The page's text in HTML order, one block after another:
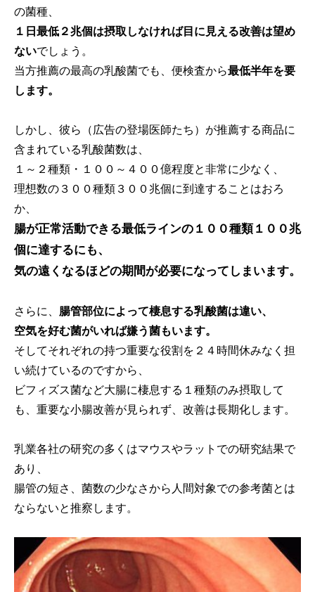
の菌種、
１日最低２兆個は摂取しなければ目に見える改善は望め
ないでしょう。
当方推薦の最高の乳酸菌でも、便検査から最低半年を要
します。
しかし、彼ら（広告の登場医師たち）が推薦する商品に
含まれている乳酸菌数は、
１～２種類・１００～４００億程度と非常に少なく、
理想数の３００種類３００兆個に到達することはおろ
か、
腸が正常活動できる最低ラインの１００種類１００兆
個に達するにも、
気の遠くなるほどの期間が必要になってしまいます。
さらに、 腸管部位によって棲息する乳酸菌は違い、
空気を好む菌がいれば嫌う菌もいます。
そしてそれぞれの持つ重要な役割を２４時間休みなく担
い続けているのですから、
ビフィズス菌など大腸に棲息する１種類のみ摂取して
も、重要な小腸改善が見られず、改善は長期化します。
乳業各社の研究の多くはマウスやラットでの研究結果で
あり、
腸管の短さ、菌数の少なさから人間対象での参考菌とは
ならないと推察します。